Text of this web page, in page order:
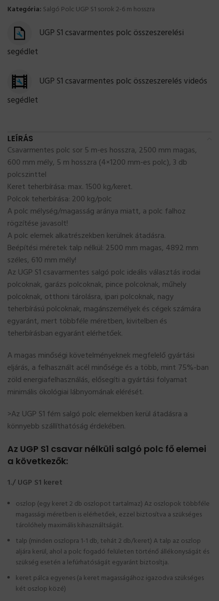
Kategória: Salgó Polc UGP S1 sorok 2-6 m hosszra
UGP S1 csavarmentes polc összeszerelési
segédlet
UGP S1 csavarmentes polc összeszerelés videós
segédlet
LEÍRÁS
Csavarmentes polc sor 5 m-es hosszra, 2500 mm magas,
600 mm mély, 5 m hosszra (4×1200 mm-es polc), 3 db
polcszinttel
Keret teherbírása: max. 1500 kg/keret.
Polcok teherbírása: 200 kg/polc
A polc mélység/magasság aránya miatt, a polc falhoz
rögzítése javasolt!
A polc elemek alkatrészekben kerülnek átadásra.
Beépítési méretek talp nélkül: 2500 mm magas, 4892 mm
széles, 610 mm mély!
Az UGP S1 csavarmentes salgó polc ideális választás irodai
polcoknak, garázs polcoknak, pince polcoknak, műhely
polcoknak, otthoni tárolásra, ipari polcoknak, nagy
teherbírású polcoknak, magánszemélyek és cégek számára
egyaránt, mert többféle méretben, kivitelben és
teherbírásban egyaránt elérhetőek.
A magas minőségi követelményeknek megfelelő gyártási
eljárás, a felhasznált acél minősége és a több, mint 75%-ban
zöld energiafelhasználás, elősegíti a gyártási folyamat
minimális ökológiai lábnyomának elérését.
>Az UGP S1 fém salgó polc elemekben kerül átadásra a
könnyebb szállíthatóság érdekében.
Az UGP S1 csavar nélküli salgó polc fő elemei
a következők:
1./ UGP S1 keret
oszlop (egy keret 2 db oszlopot tartalmaz) Az oszlopok többféle
magassági méretben is elérhetőek, ezzel biztosítva a szükséges
tárolóhely maximális kihasználtságát.
talp (minden oszlopra 1-1 db, tehát 2 db/keret) A talp az oszlop
aljára kerül, ahol a polc fogadó felületen történő állékonyságát és
szükség esetén a lefúrhatóságát egyaránt biztosítja.
keret pálca egyenes (a keret magasságához igazodva szükséges
két oszlop közé)